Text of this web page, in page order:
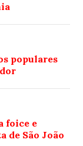
populares
foice e
de São João